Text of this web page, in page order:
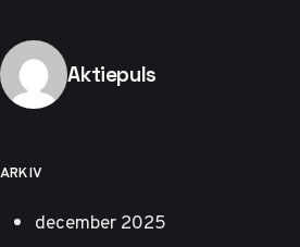
Publicerad av
Aktiepuls
ARKIV
december 2025